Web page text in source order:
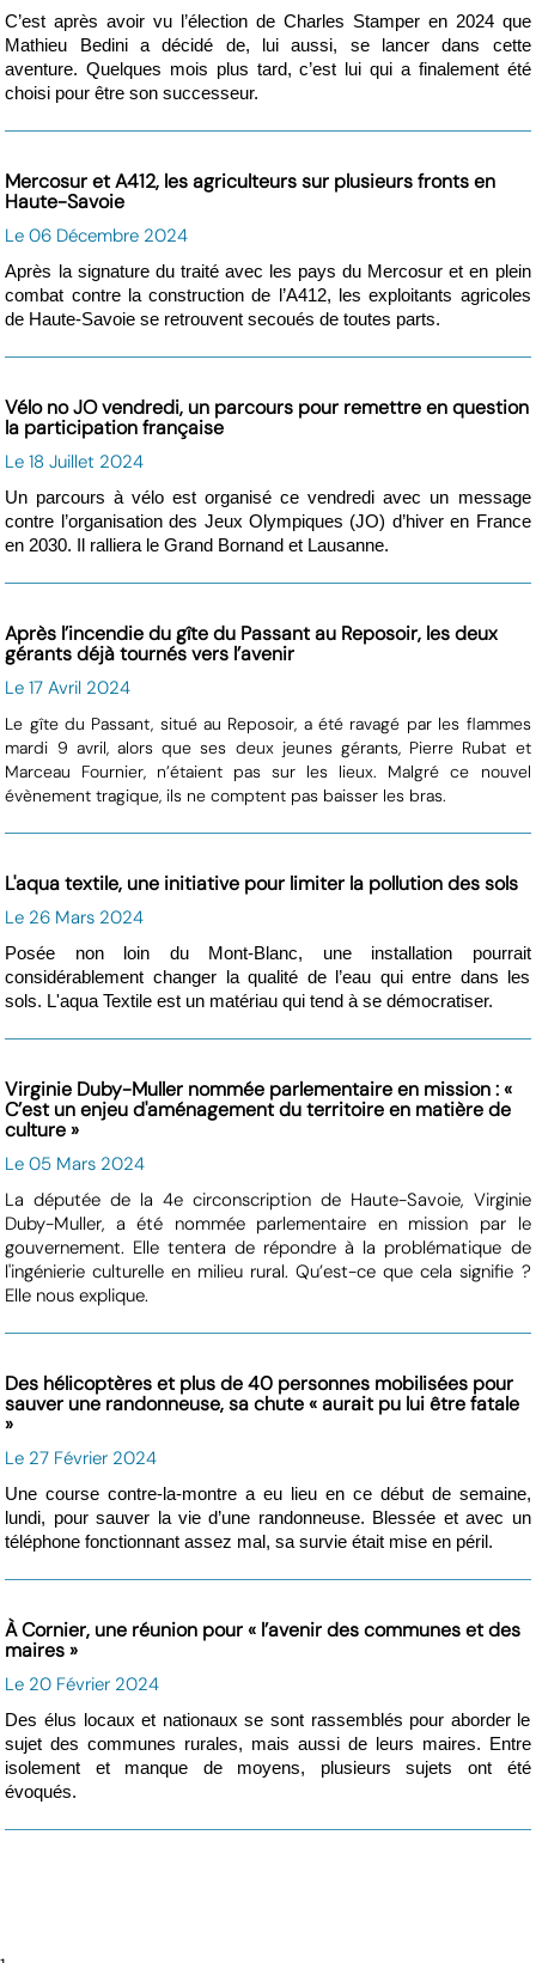
C’est après avoir vu l’élection de Charles Stamper en 2024 que
Mathieu Bedini a décidé de, lui aussi, se lancer dans cette
aventure. Quelques mois plus tard, c’est lui qui a finalement été
choisi pour être son successeur.
Mercosur et A412, les agriculteurs sur plusieurs fronts en
Haute-Savoie
Le 06 Décembre 2024
Après la signature du traité avec les pays du Mercosur et en plein
combat contre la construction de l’A412, les exploitants agricoles
de Haute-Savoie se retrouvent secoués de toutes parts.
Vélo no JO vendredi, un parcours pour remettre en question
la participation française
Le 18 Juillet 2024
Un parcours à vélo est organisé ce vendredi avec un message
contre l’organisation des Jeux Olympiques (JO) d’hiver en France
en 2030. Il ralliera le Grand Bornand et Lausanne.
Après l’incendie du gîte du Passant au Reposoir, les deux
gérants déjà tournés vers l’avenir
Le 17 Avril 2024
Le gîte du Passant, situé au Reposoir, a été ravagé par les flammes
mardi 9 avril, alors que ses deux jeunes gérants, Pierre Rubat et
Marceau Fournier, n’étaient pas sur les lieux. Malgré ce nouvel
évènement tragique, ils ne comptent pas baisser les bras.
L'aqua textile, une initiative pour limiter la pollution des sols
Le 26 Mars 2024
Posée non loin du Mont-Blanc, une installation pourrait
considérablement changer la qualité de l’eau qui entre dans les
sols. L'aqua Textile est un matériau qui tend à se démocratiser.
Virginie Duby-Muller nommée parlementaire en mission : «
C’est un enjeu d'aménagement du territoire en matière de
culture »
Le 05 Mars 2024
La députée de la 4e circonscription de Haute-Savoie, Virginie
Duby-Muller, a été nommée parlementaire en mission par le
gouvernement. Elle tentera de répondre à la problématique de
l'ingénierie culturelle en milieu rural. Qu’est-ce que cela signifie ?
Elle nous explique.
Des hélicoptères et plus de 40 personnes mobilisées pour
sauver une randonneuse, sa chute « aurait pu lui être fatale
»
Le 27 Février 2024
Une course contre-la-montre a eu lieu en ce début de semaine,
lundi, pour sauver la vie d’une randonneuse. Blessée et avec un
téléphone fonctionnant assez mal, sa survie était mise en péril.
À Cornier, une réunion pour « l’avenir des communes et des
maires »
Le 20 Février 2024
Des élus locaux et nationaux se sont rassemblés pour aborder le
sujet des communes rurales, mais aussi de leurs maires. Entre
isolement et manque de moyens, plusieurs sujets ont été
évoqués.